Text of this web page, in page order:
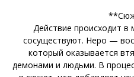
Действие происходит
сосуществуют. Неро —
который оказывается
демонами и людьми. В